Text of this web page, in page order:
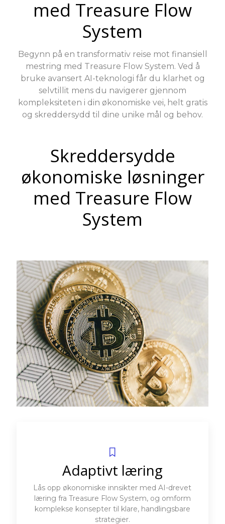
med Treasure Flow
System
Begynn på en transformativ reise mot finansiell
mestring med Treasure Flow System. Ved å
bruke avansert AI-teknologi får du klarhet og
selvtillit mens du navigerer gjennom
kompleksiteten i din økonomiske vei, helt gratis
og skreddersydd til dine unike mål og behov.
Skreddersydde
økonomiske løsninger
med Treasure Flow
System
Adaptivt læring
Lås opp økonomiske innsikter med AI-drevet
læring fra Treasure Flow System, og omform
komplekse konsepter til klare, handlingsbare
strategier.